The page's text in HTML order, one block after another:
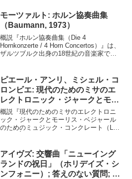
番の影響下で作曲された、半音階技法を
基にした初...
モーツァルト: ホルン協奏曲集
（Baumann, 1973）
概説『ホルン協奏曲集（Die 4
Hornkonzerte / 4 Horn Concertos）』は、
ザルツブルク出身の18世紀の音楽家でウ
独奏と管弦楽のために作曲した...
ピエール・アンリ、ミシェル・コ
ロンビエ: 現代のためのミサのエ
レクトロニック・ジャークとモー
リス・ベジャールのためのミュジ
ック・コンクレート（Henry /
Colombier, 1965–1968）
概説『現代のためのミサのエレクトロニ
ック・ジャークとモーリス・ベジャール
のためのミュジック・コンクレート（Les
アイヴズ: 交響曲「ニューイング
ランドの祝日」（ホリデイズ・シ
ンフォニー）; 答えのない質問; 宵